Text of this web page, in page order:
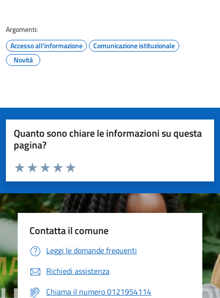
Argomenti:
Accesso all'informazione
Comunicazione istituzionale
Novità
Quanto sono chiare le informazioni su questa
pagina?
Valuta da 1 a 5 stelle la pagina
Valuta 5 stelle su 5
Valuta 4 stelle su 5
Valuta 3 stelle su 5
Valuta 2 stelle su 5
Valuta 1 stelle su 5
Contatta il comune
Leggi le domande frequenti
Richiedi assistenza
Chiama il numero 0121954114